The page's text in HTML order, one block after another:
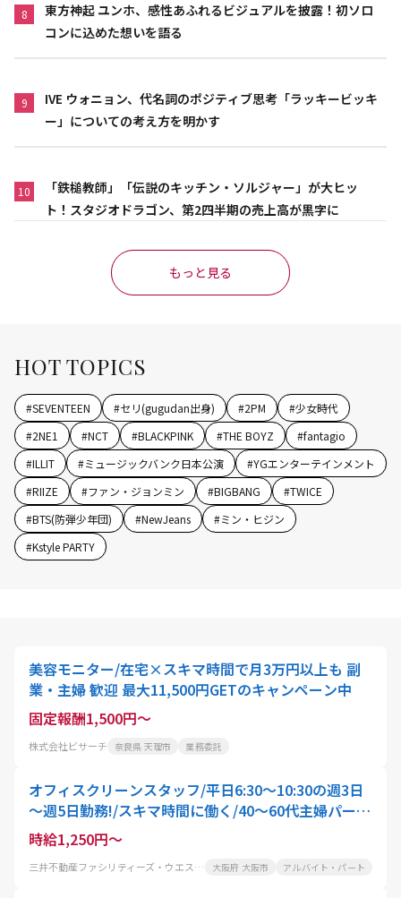
8
東方神起 ユンホ、感性あふれるビジュアルを披露！初ソロ
コンに込めた想いを語る
9
IVE ウォニョン、代名詞のポジティブ思考「ラッキービッキ
ー」についての考え方を明かす
10
「鉄槌教師」「伝説のキッチン・ソルジャー」が大ヒッ
ト！スタジオドラゴン、第2四半期の売上高が黒字に
もっと見る
HOT TOPICS
#SEVENTEEN #セリ(gugudan出身) #2PM #少女時代
#2NE1 #NCT #BLACKPINK #THE BOYZ #fantagio
#ILLIT #ミュージックバンク日本公演 #YGエンターテインメント
#RIIZE #ファン・ジョンミン #BIGBANG #TWICE
#BTS(防弾少年団) #NewJeans #ミン・ヒジン
#Kstyle PARTY
美容モニター/在宅×スキマ時間で月3万円以上も 副
業・主婦 歓迎 最大11,500円GETのキャンペーン中
固定報酬1,500円～
株式会社ビサーチ 奈良県 天理市 業務委託
オフィスクリーンスタッフ/平日6:30～10:30の週3日
～週5日勤務!/スキマ時間に働く/40～60代主婦パート
活躍中
時給1,250円～
三井不動産ファシリティーズ・ウエスト株式会社 大阪府 大阪市 アルバイト・パート